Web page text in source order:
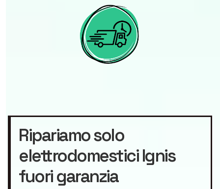
Ripariamo solo
elettrodomestici Ignis
fuori garanzia